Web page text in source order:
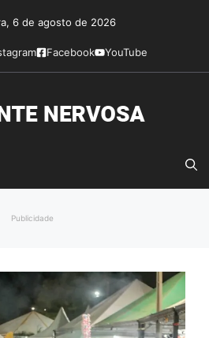
6 de agosto de 2026
Facebook YouTube
Publicidade